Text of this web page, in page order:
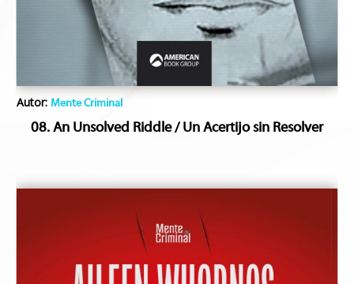
Autor:Mente Criminal
08. An Unsolved Riddle / Un Acertijo sin Resolver